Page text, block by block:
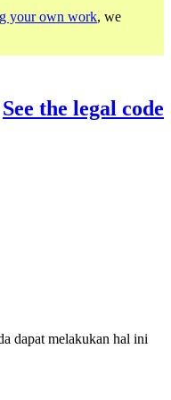
your own work, we
See the legal code
dapat melakukan hal ini